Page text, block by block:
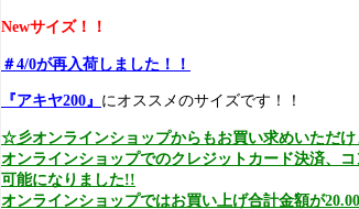
Newサイズ！！
＃4/0が再入荷しました！！
『アキヤ200』 にオススメのサイズです！！
☆彡オンラインショップからもお買い求めいただけ
オンラインショップでのクレジットカード決済、
可能になりました!!
オンラインショップではお買い上げ合計金額が